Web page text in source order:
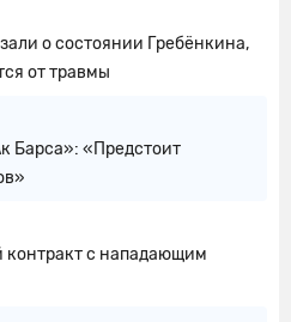
о состоянии Гребёнкина,
от травмы
Барса»: «Предстоит
контракт с нападающим